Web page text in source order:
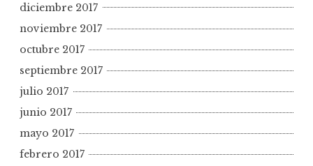
diciembre 2017
noviembre 2017
octubre 2017
septiembre 2017
julio 2017
junio 2017
mayo 2017
febrero 2017